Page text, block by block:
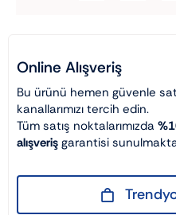
Online Alışveriş
Bu ürünü hemen güvenle
kanallarımızı tercih edin.
Tüm satış noktalarımızda
alışveriş garantisi